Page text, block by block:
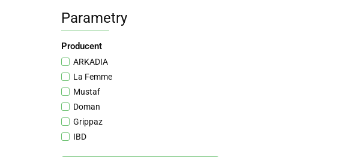
Parametry
Producent
ARKADIA
La Femme
Mustaf
Doman
Grippaz
IBD